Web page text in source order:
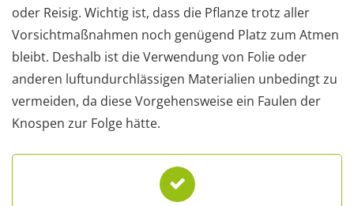
oder Reisig. Wichtig ist, dass die Pflanze trotz aller
Vorsichtmaßnahmen noch genügend Platz zum Atmen
bleibt. Deshalb ist die Verwendung von Folie oder
anderen luftundurchlässigen Materialien unbedingt zu
vermeiden, da diese Vorgehensweise ein Faulen der
Knospen zur Folge hätte.